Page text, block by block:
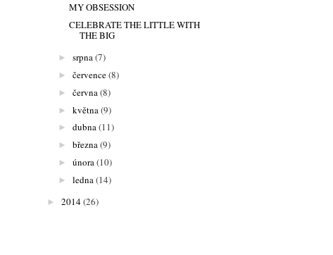
MY OBSESSION
CELEBRATE THE LITTLE WITH
THE BIG
► srpna(7)
► července(8)
► června(8)
► května(9)
► dubna(11)
► března(9)
► února(10)
► ledna(14)
► 2014(26)